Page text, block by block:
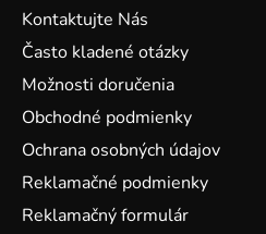
Kontaktujte Nás
Často kladené otázky
Možnosti doručenia
Obchodné podmienky
Ochrana osobných údajov
Reklamačné podmienky
Reklamačný formulár